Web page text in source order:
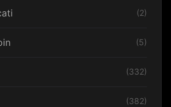
(2)
(5)
(332)
(382)